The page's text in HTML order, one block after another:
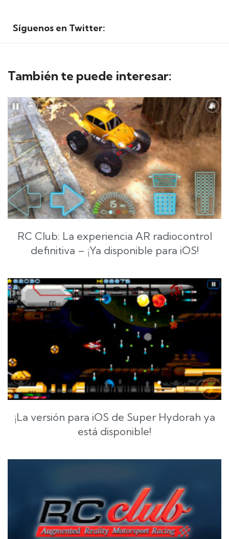
Síguenos en Twitter:
También te puede interesar:
RC Club: La experiencia AR radiocontrol
definitiva – ¡Ya disponible para iOS!
¡La versión para iOS de Super Hydorah ya
está disponible!